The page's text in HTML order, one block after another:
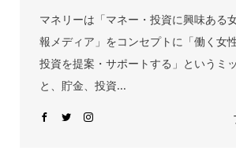
マネリーは「マネー・投資に興味ある
報メディア」をコンセプトに「働く女
投資を提案・サポートする」というミ
と、貯金、投資...